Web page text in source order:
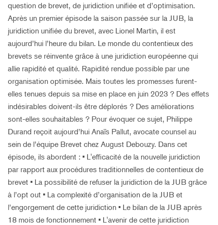
question de brevet, de juridiction unifiée et d’optimisation.
Après un premier épisode la saison passée sur la JUB, la
juridiction unifiée du brevet, avec Lionel Martin, il est
aujourd’hui l’heure du bilan. Le monde du contentieux des
brevets se réinvente grâce à une juridiction européenne qui
allie rapidité et qualité. Rapidité rendue possible par une
organisation optimisée. Mais toutes les promesses furent-
elles tenues depuis sa mise en place en juin 2023 ? Des effets
indésirables doivent-ils être déplorés ? Des améliorations
sont-elles souhaitables ? Pour évoquer ce sujet, Philippe
Durand reçoit aujourd’hui Anaïs Pallut, avocate counsel au
sein de l’équipe Brevet chez August Debouzy. Dans cet
épisode, ils abordent : • L'efficacité de la nouvelle juridiction
par rapport aux procédures traditionnelles de contentieux de
brevet • La possibilité de refuser la juridiction de la JUB grâce
à l’opt out • La complexité d’organisation de la JUB et
l’engorgement de cette juridiction • Le bilan de la JUB après
18 mois de fonctionnement • L'avenir de cette juridiction